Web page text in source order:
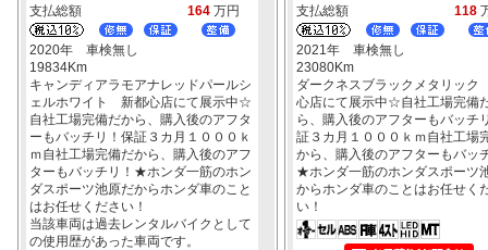
支払総額
164 万円
2020年 車検無し
19834Km
キャンディアラモアナレッドパールシ
ェルホワイト 新都心店にて展示中☆
自社工場完備だから、購入後のアフタ
ーもバッチリ！保証３カ月１０００ｋ
ｍ自社工場完備だから、購入後のアフ
ターもバッチリ！★ホンダ一筋のホン
ダスポーツ池原だからホンダ車のこと
はお任せください！
当該車両は過去レンタルバイクとして
の使用歴があった車両です。
支払総額
118
2021年 車検無し
23080Km
ダークネスブラックメタリッ
心店にて展示中☆自社工場完備
ら、購入後のアフターもバッチ
証３カ月１０００ｋｍ自社工場
から、購入後のアフターもバッ
★ホンダ一筋のホンダスポーツ
からホンダ車のことはお任せく
い！